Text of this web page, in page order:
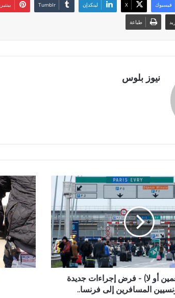
فيسبوك X لينكدإن
طباعة
نيوز بلوس
أو لا) - فرض إجراءات جديدة
المسافرين إلى فرنسا..